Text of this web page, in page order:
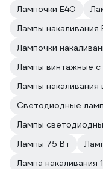
Лампочки E40
Лампы накаливания
Лампочки
Лампы винтажные с
Лампы
Светодиодные
Лампы
Лампы 75 Вт
Лампа накаливания